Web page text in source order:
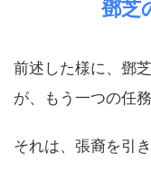
鄧芝
前述した様に、鄧
が、もう一つの任
それは、張裔を引